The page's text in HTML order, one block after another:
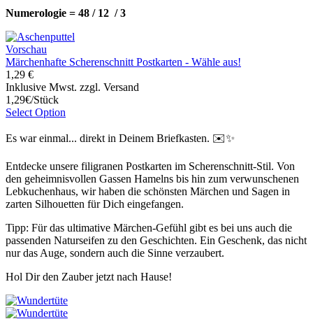
Numerologie = 48 / 12 / 3
Vorschau
Märchenhafte Scherenschnitt Postkarten - Wähle aus!
1,29 €
Inklusive Mwst. zzgl. Versand
1,29€/Stück
Select Option
Es war einmal... direkt in Deinem Briefkasten. ✉️✨
Entdecke unsere filigranen Postkarten im Scherenschnitt-Stil. Von
den geheimnisvollen Gassen Hamelns bis hin zum verwunschenen
Lebkuchenhaus, wir haben die schönsten Märchen und Sagen in
zarten Silhouetten für Dich eingefangen.
Tipp: Für das ultimative Märchen-Gefühl gibt es bei uns auch die
passenden Naturseifen zu den Geschichten. Ein Geschenk, das nicht
nur das Auge, sondern auch die Sinne verzaubert.
Hol Dir den Zauber jetzt nach Hause!